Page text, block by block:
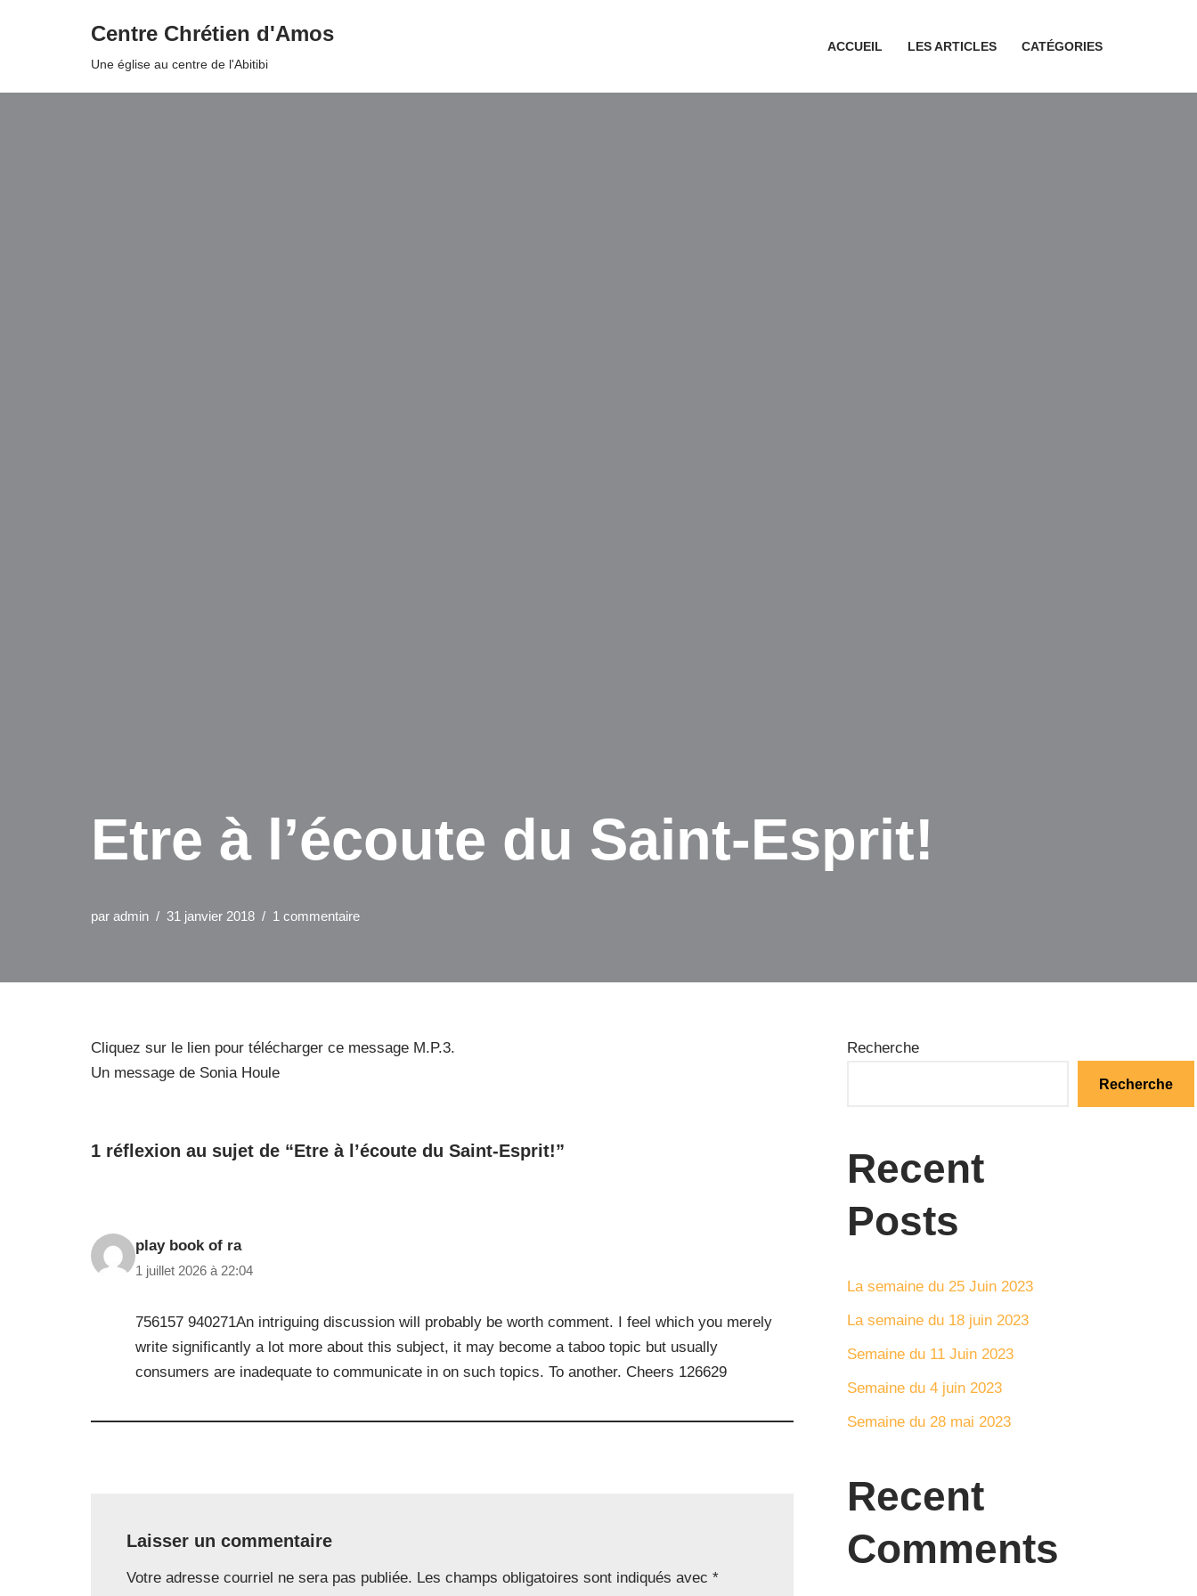
Centre Chrétien d'Amos
Une église au centre de l'Abitibi
ACCUEIL LES ARTICLES CATÉGORIES
Etre à l’écoute du Saint-Esprit!
par admin 31 janvier 2018 1 commentaire
Cliquez sur le lien pour télécharger ce message M.P.3.
Un message de Sonia Houle
1 réflexion au sujet de “Etre à l’écoute du Saint-Esprit!”
play book of ra
1 juillet 2026 à 22:04
756157 940271An intriguing discussion will probably be worth comment. I feel which you merely
write significantly a lot more about this subject, it may become a taboo topic but usually
consumers are inadequate to communicate in on such topics. To another. Cheers 126629
Laisser un commentaire
Votre adresse courriel ne sera pas publiée. Les champs obligatoires sont indiqués avec *
Recherche
Recherche
Recent
Posts
La semaine du 25 Juin 2023
La semaine du 18 juin 2023
Semaine du 11 Juin 2023
Semaine du 4 juin 2023
Semaine du 28 mai 2023
Recent
Comments